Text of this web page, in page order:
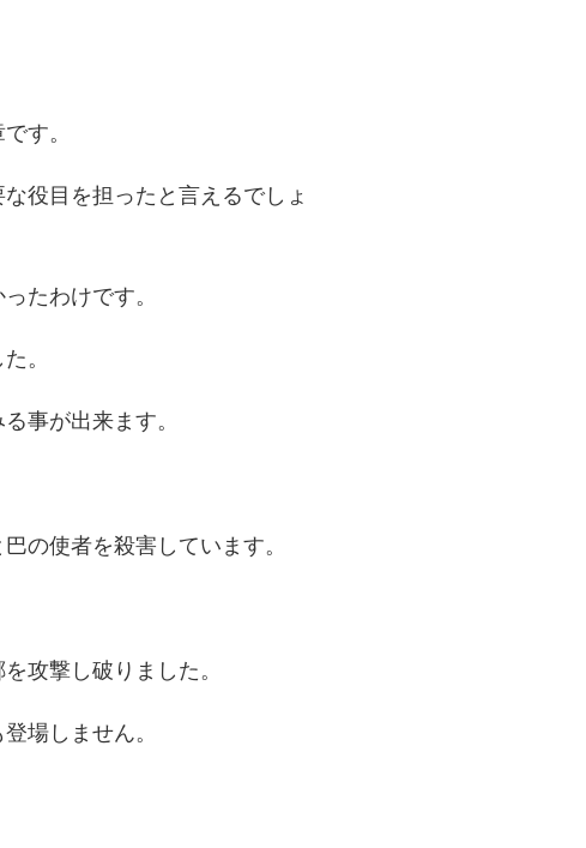
す。
役目を担ったと言えるでしょ
たわけです。
。
事が出来ます。
の使者を殺害しています。
攻撃し破りました。
場しません。